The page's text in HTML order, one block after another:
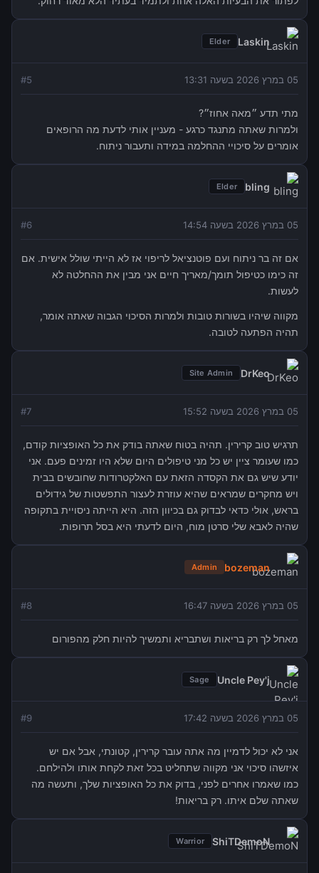
Laskin
Elder
05 במרץ 2026 בשעה 13:31 #5
מתי תדע ״מאה אחוז״?
ולמרות שאתה מתנגד כרגע - מעניין אותי לדעת מה הרופאים
אומרים על סיכויי ההחלמה במידה ותעבור ניתוח.
bling
Elder
05 במרץ 2026 בשעה 14:54 #6
אם זה בר ניתוח ועם פוטנציאל לריפוי אז לא הייתי שולל אישית. אם
זה כימו כטיפול תומך/מאריך חיים אני מבין את ההחלטה לא
לעשות.
מקווה שיהיו בשורות טובות ולמרות הסיכוי הגבוה שאתה אומר,
תהיה הפתעה לטובה.
DrKeo
Site Admin
05 במרץ 2026 בשעה 15:52 #7
תרגיש טוב קרירין. תהיה בטוח שאתה בודק את כל האופציות קודם,
כמו שעומר ציין יש כל מני טיפולים היום שלא היו זמינים פעם. אני
יודע שיש גם את הקסדה הזאת עם האלקטרודות שחובשים בבית
ויש מחקרים שמראים שהיא עוזרת לעצור התפשטות של גידולים
בראש, אולי כדאי לבדוק גם בכיוון הזה. היא הייתה ניסויית בתקופה
שהיה לאבא שלי סרטן מוח, היום לדעתי היא בסל תרופות.
bozeman
Admin
05 במרץ 2026 בשעה 16:47 #8
מאחל לך רק בריאות ושתבריא ותמשיך להיות חלק מהפורום
Uncle Pey'j
Sage
05 במרץ 2026 בשעה 17:42 #9
אני לא יכול לדמיין מה אתה עובר קרירין, קטונתי, אבל אם יש
איזשהו סיכוי אני מקווה שתחליט בכל זאת לקחת אותו ולהילחם.
כמו שאמרו אחרים לפני, בדוק את כל האופציות שלך, ותעשה מה
שאתה שלם איתו. רק בריאות!
ShiTDemoN
Warrior